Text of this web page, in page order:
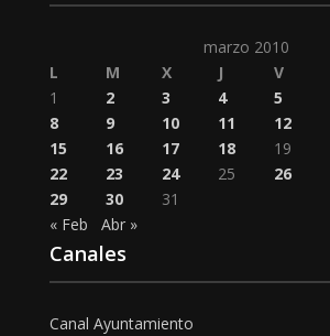
marzo 2010
L
M X J V
1
2 3 4 5
8
9 10 11 12
15
16 17 18 19
22
23 24 25 26
29
30
31
« Feb
Abr »
Canales
Canal Ayuntamiento